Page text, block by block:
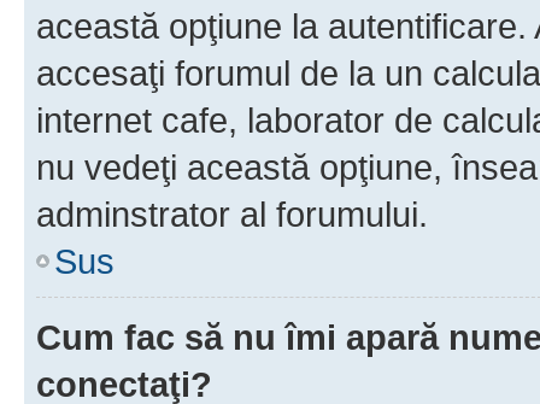
această opţiune la
accesaţi forumul de la un
internet cafe, laborator de
nu vedeţi această opţiune,
adminstrator al forumului.
Sus
Cum fac să nu îmi apară
conectaţi?